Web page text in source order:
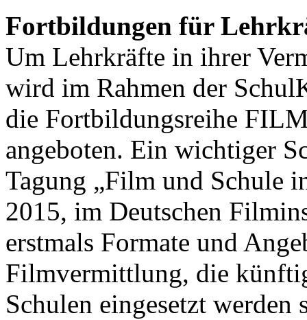
Fortbildungen für
Um Lehrkräfte in ihrer
wird im Rahmen der
die Fortbildungsreihe
angeboten. Ein wichtiger
Tagung „Film und Schule
2015, im Deutschen
erstmals Formate und
Filmvermittlung, die
Schulen eingesetzt werden